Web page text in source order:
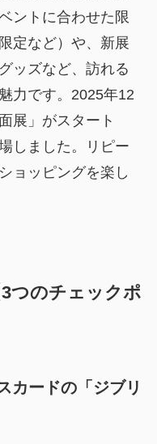
ントに合わせた限
定など）や、新展
ッズなど、訪れる
力です。2025年12
展」がスタート
しました。リピー
ョッピングを楽し
つのチェックポ
カードの「ジブリ